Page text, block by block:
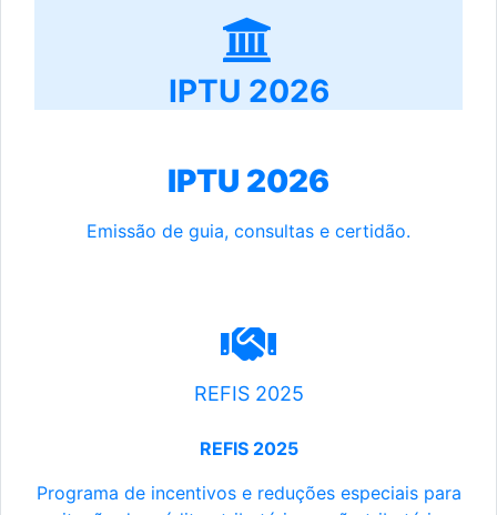
IPTU 2026
IPTU 2026
Emissão de guia, consultas e certidão.
REFIS 2025
REFIS 2025
Programa de incentivos e reduções especiais para